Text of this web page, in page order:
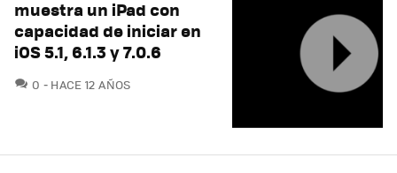
muestra un iPad con
capacidad de iniciar en
iOS 5.1, 6.1.3 y 7.0.6
0 COMENTARIOS
HACE 12 AÑOS